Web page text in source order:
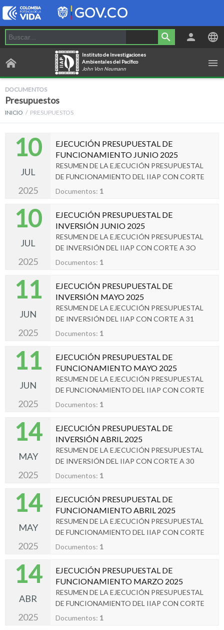
Instituto de Investigaciones
Ambientales del Pacífico
John Von Neumann
DOCUMENTOS
Presupuestos
INICIO PRESUPUESTOS
10
JUL
2025
EJECUCIÓN PRESUPUESTAL DE
FUNCIONAMIENTO JUNIO 2025
RESUMEN DE LA EJECUCIÓN PRESUPUESTAL
DE FUNCIONAMIENTO DEL IIAP CON CORTE
A 30 DE JUNIO 2025.
Documentos: 1
10
JUL
2025
EJECUCIÓN PRESUPUESTAL DE
INVERSIÓN JUNIO 2025
RESUMEN DE LA EJECUCIÓN PRESUPUESTAL
DE INVERSIÓN DEL IIAP CON CORTE A 3O
DE JUNIO 2025.
Documentos: 1
11
JUN
2025
EJECUCIÓN PRESUPUESTAL DE
INVERSIÓN MAYO 2025
RESUMEN DE LA EJECUCIÓN PRESUPUESTAL
DE INVERSIÓN DEL IIAP CON CORTE A 31
MAYO 2025.
Documentos: 1
11
JUN
2025
EJECUCIÓN PRESUPUESTAL DE
FUNCIONAMIENTO MAYO 2025
RESUMEN DE LA EJECUCIÓN PRESUPUESTAL
DE FUNCIONAMIENTO DEL IIAP CON CORTE
A 31 MAYO 2025.
Documentos: 1
14
MAY
2025
EJECUCIÓN PRESUPUESTAL DE
INVERSIÓN ABRIL 2025
RESUMEN DE LA EJECUCIÓN PRESUPUESTAL
DE INVERSIÓN DEL IIAP CON CORTE A 30
ABRIL 2025.
Documentos: 1
14
MAY
2025
EJECUCIÓN PRESUPUESTAL DE
FUNCIONAMIENTO ABRIL 2025
RESUMEN DE LA EJECUCIÓN PRESUPUESTAL
DE FUNCIONAMIENTO DEL IIAP CON CORTE
A 30 ABRIL 2025.
Documentos: 1
14
ABR
2025
EJECUCIÓN PRESUPUESTAL DE
FUNCIONAMIENTO MARZO 2025
RESUMEN DE LA EJECUCIÓN PRESUPUESTAL
DE FUNCIONAMIENTO DEL IIAP CON CORTE
A 31 MARZO 2025.
Documentos: 1